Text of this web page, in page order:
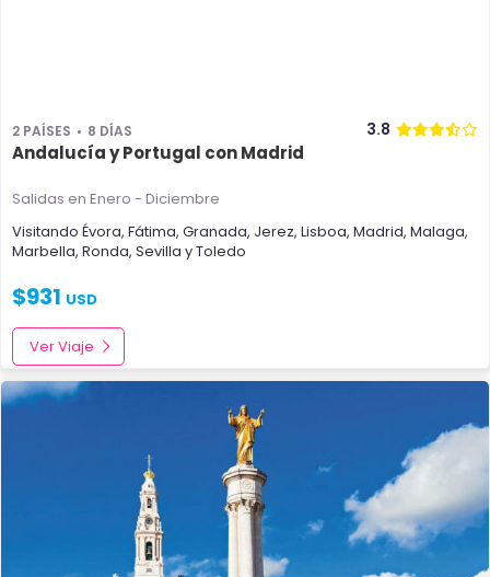
2 PAÍSES 8 DÍAS 3.8
Andalucía y Portugal con Madrid
Salidas en Enero - Diciembre
Visitando Évora, Fátima, Granada, Jerez, Lisboa, Madrid, Malaga,
Marbella, Ronda, Sevilla yToledo
$931 USD
Ver Viaje